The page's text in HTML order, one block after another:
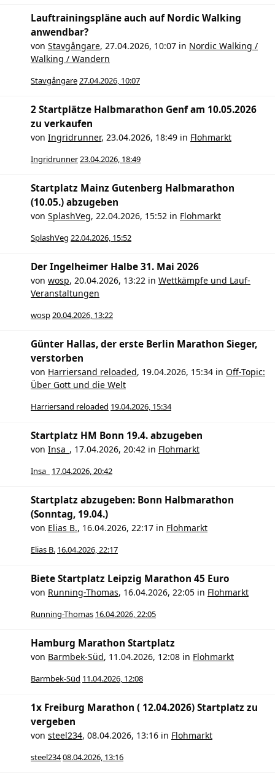
Lauftrainingspläne auch auf Nordic Walking
anwendbar?
von Stavgångare, 27.04.2026, 10:07 in Nordic Walking /
Walking / Wandern
Stavgångare27.04.2026, 10:07
2 Startplätze Halbmarathon Genf am 10.05.2026
zu verkaufen
von Ingridrunner, 23.04.2026, 18:49 in Flohmarkt
Ingridrunner23.04.2026, 18:49
Startplatz Mainz Gutenberg Halbmarathon
(10.05.) abzugeben
von SplashVeg, 22.04.2026, 15:52 in Flohmarkt
SplashVeg 22.04.2026, 15:52
Der Ingelheimer Halbe 31. Mai 2026
von wosp, 20.04.2026, 13:22 in Wettkämpfe und Lauf-
Veranstaltungen
wosp20.04.2026, 13:22
Günter Hallas, der erste Berlin Marathon Sieger,
verstorben
von Harriersand reloaded, 19.04.2026, 15:34 in Off-Topic:
Über Gott und die Welt
Harriersand reloaded 19.04.2026, 15:34
Startplatz HM Bonn 19.4. abzugeben
von Insa_ , 17.04.2026, 20:42 in Flohmarkt
Insa_ 17.04.2026, 20:42
Startplatz abzugeben: Bonn Halbmarathon
(Sonntag, 19.04.)
von Elias B., 16.04.2026, 22:17 in Flohmarkt
Elias B. 16.04.2026, 22:17
Biete Startplatz Leipzig Marathon 45 Euro
von Running-Thomas, 16.04.2026, 22:05 in Flohmarkt
Running-Thomas 16.04.2026, 22:05
Hamburg Marathon Startplatz
von Barmbek-Süd, 11.04.2026, 12:08 in Flohmarkt
Barmbek-Süd 11.04.2026, 12:08
1x Freiburg Marathon ( 12.04.2026) Startplatz zu
vergeben
von steel234, 08.04.2026, 13:16 in Flohmarkt
steel23408.04.2026, 13:16